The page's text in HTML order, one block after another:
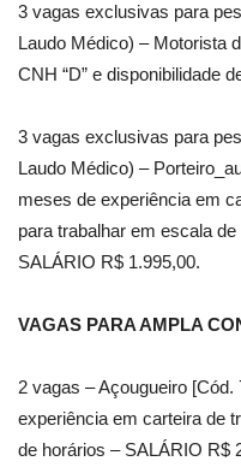
3 vagas exclusivas para
Laudo Médico) – Motorista
CNH “D” e disponibilidade
3 vagas exclusivas para
Laudo Médico) –
meses de experiência em
para trabalhar em escala
SALÁRIO R$ 1.995,00.
VAGAS PARA AMPLA
2 vagas – Açougueiro
experiência em carteira de
de horários – SALÁRIO R$